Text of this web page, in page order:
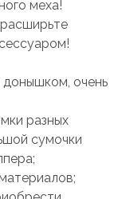
меха!
очень
разных
сумочки